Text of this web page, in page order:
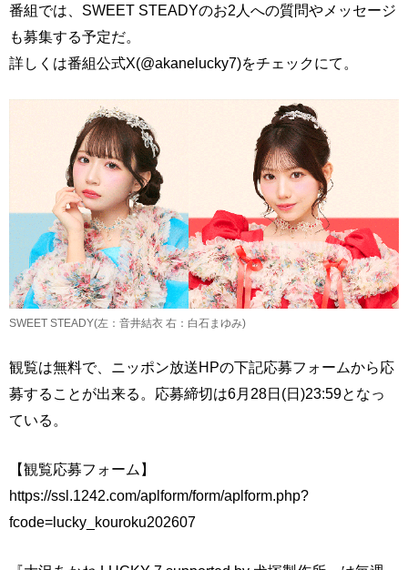
番組では、SWEET STEADYのお2人への質問やメッセージ
も募集する予定だ。
詳しくは番組公式X(@akanelucky7)をチェックにて。
SWEET STEADY(左：音井結衣 右：白石まゆみ)
観覧は無料で、ニッポン放送HPの下記応募フォームから応
募することが出来る。応募締切は6月28日(日)23:59となっ
ている。
【観覧応募フォーム】
https://ssl.1242.com/aplform/form/aplform.php?
fcode=lucky_kouroku202607